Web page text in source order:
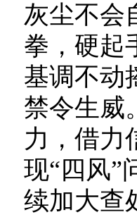
灰尘不会
拳，硬起
基调不动
禁令生威
力，借力
现“四风”
续加大查